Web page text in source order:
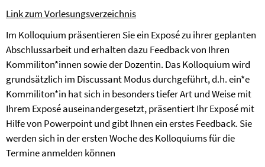
Link zum Vorlesungsverzeichnis
Im Kolloquium präsentieren Sie ein Exposé zu ihrer geplanten
Abschlussarbeit und erhalten dazu Feedback von Ihren
Kommiliton*innen sowie der Dozentin. Das Kolloquium wird
grundsätzlich im Discussant Modus durchgeführt, d.h. ein*e
Kommiliton*in hat sich in besonders tiefer Art und Weise mit
Ihrem Exposé auseinandergesetzt, präsentiert Ihr Exposé mit
Hilfe von Powerpoint und gibt Ihnen ein erstes Feedback. Sie
werden sich in der ersten Woche des Kolloquiums für die
Termine anmelden können